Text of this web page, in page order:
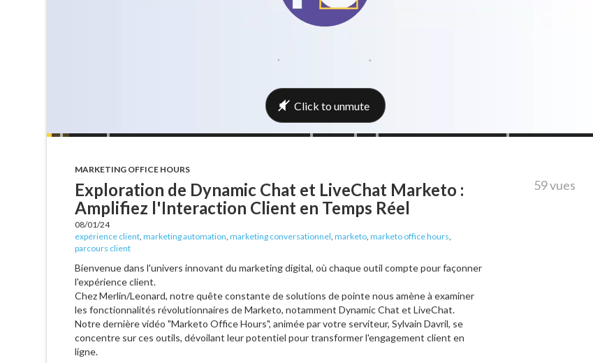
MARKETING OFFICE HOURS
Exploration de Dynamic Chat et LiveChat Marketo :
Amplifiez l'Interaction Client en Temps Réel
59 vues
08/01/24
expérience client, marketing automation, marketing conversationnel, marketo, marketo office hours,
parcours client
Bienvenue dans l'univers innovant du marketing digital, où chaque outil compte pour façonner
l'expérience client.
Chez Merlin/Leonard, notre quête constante de solutions de pointe nous amène à examiner
les fonctionnalités révolutionnaires de Marketo, notamment Dynamic Chat et LiveChat.
Notre dernière vidéo "Marketo Office Hours", animée par votre serviteur, Sylvain Davril, se
concentre sur ces outils, dévoilant leur potentiel pour transformer l'engagement client en
ligne.